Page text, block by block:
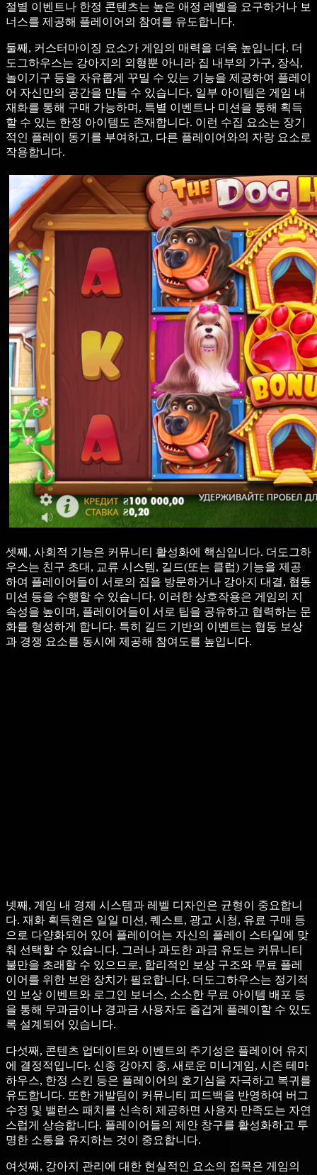
절별 이벤트나 한정 콘텐츠는 높은 애정 레벨을 요구하거나 보
너스를 제공해 플레이어의 참여를 유도합니다.
둘째, 커스터마이징 요소가 게임의 매력을 더욱 높입니다. 더
도그하우스는 강아지의 외형뿐 아니라 집 내부의 가구, 장식,
놀이기구 등을 자유롭게 꾸밀 수 있는 기능을 제공하여 플레이
어 자신만의 공간을 만들 수 있습니다. 일부 아이템은 게임 내
재화를 통해 구매 가능하며, 특별 이벤트나 미션을 통해 획득
할 수 있는 한정 아이템도 존재합니다. 이런 수집 요소는 장기
적인 플레이 동기를 부여하고, 다른 플레이어와의 자랑 요소로
작용합니다.
셋째, 사회적 기능은 커뮤니티 활성화에 핵심입니다. 더도그하
우스는 친구 초대, 교류 시스템, 길드(또는 클럽) 기능을 제공
하여 플레이어들이 서로의 집을 방문하거나 강아지 대결, 협동
미션 등을 수행할 수 있습니다. 이러한 상호작용은 게임의 지
속성을 높이며, 플레이어들이 서로 팁을 공유하고 협력하는 문
화를 형성하게 합니다. 특히 길드 기반의 이벤트는 협동 보상
과 경쟁 요소를 동시에 제공해 참여도를 높입니다.
넷째, 게임 내 경제 시스템과 레벨 디자인은 균형이 중요합니
다. 재화 획득원은 일일 미션, 퀘스트, 광고 시청, 유료 구매 등
으로 다양화되어 있어 플레이어는 자신의 플레이 스타일에 맞
춰 선택할 수 있습니다. 그러나 과도한 과금 유도는 커뮤니티
불만을 초래할 수 있으므로, 합리적인 보상 구조와 무료 플레
이어를 위한 보완 장치가 필요합니다. 더도그하우스는 정기적
인 보상 이벤트와 로그인 보너스, 소소한 무료 아이템 배포 등
을 통해 무과금이나 경과금 사용자도 즐겁게 플레이할 수 있도
록 설계되어 있습니다.
다섯째, 콘텐츠 업데이트와 이벤트의 주기성은 플레이어 유지
에 결정적입니다. 신종 강아지 종, 새로운 미니게임, 시즌 테마
하우스, 한정 스킨 등은 플레이어의 호기심을 자극하고 복귀를
유도합니다. 또한 개발팀이 커뮤니티 피드백을 반영하여 버그
수정 및 밸런스 패치를 신속히 제공하면 사용자 만족도는 자연
스럽게 상승합니다. 플레이어들의 제안 창구를 활성화하고 투
명한 소통을 유지하는 것이 중요합니다.
여섯째, 강아지 관리에 대한 현실적인 요소의 접목은 게임의